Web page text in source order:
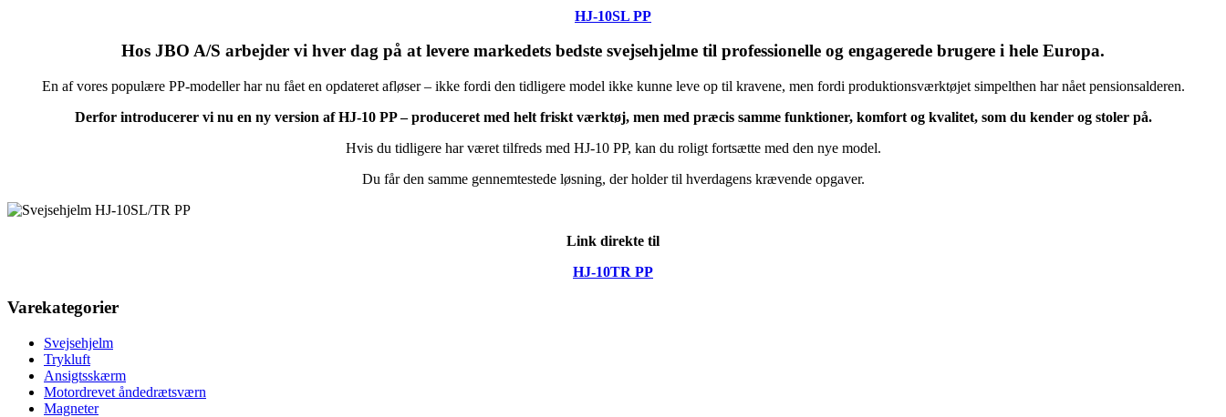
HJ-10SL PP
Hos JBO A/S arbejder vi hver dag på at levere markedets bedste svejsehjelme til professionelle og engagerede brugere i hele Europa.
En af vores populære PP-modeller har nu fået en opdateret afløser – ikke fordi den tidligere model ikke kunne leve op til kravene, men fordi produktionsværktøjet simpelthen har nået pensionsalderen.
Derfor introducerer vi nu en ny version af HJ-10 PP – produceret med helt friskt værktøj, men med præcis samme funktioner, komfort og kvalitet, som du kender og stoler på.
Hvis du tidligere har været tilfreds med HJ-10 PP, kan du roligt fortsætte med den nye model.
Du får den samme gennemtestede løsning, der holder til hverdagens krævende opgaver.
Link direkte til
HJ-10TR PP
Varekategorier
Svejsehjelm
Trykluft
Ansigtsskærm
Motordrevet åndedrætsværn
Magneter